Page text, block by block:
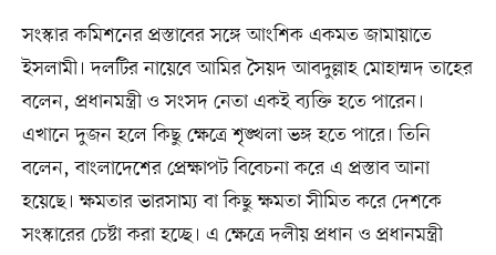
সংস্কার কমিশনের প্রস্তাবের সঙ্গে আংশিক একমত জামায়াতে
ইসলামী। দলটির নায়েবে আমির সৈয়দ আবদুল্লাহ মোহাম্মদ তাহের
বলেন, প্রধানমন্ত্রী ও সংসদ নেতা একই ব্যক্তি হতে পারেন।
এখানে দুজন হলে কিছু ক্ষেত্রে শৃঙ্খলা ভঙ্গ হতে পারে। তিনি
বলেন, বাংলাদেশের প্রেক্ষাপট বিবেচনা করে এ প্রস্তাব আনা
হয়েছে। ক্ষমতার ভারসাম্য বা কিছু ক্ষমতা সীমিত করে দেশকে
সংস্কারের চেষ্টা করা হচ্ছে। এ ক্ষেত্রে দলীয় প্রধান ও প্রধানমন্ত্রী